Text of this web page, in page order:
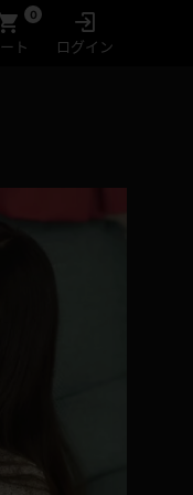
ト
0
ログイン